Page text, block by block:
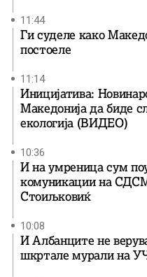
11:44
Ги суделе како
постоеле
11:14
Иницијатива:
Македонија да биде
екологија (ВИДЕО)
10:36
И на умреница сум
комуникации на
Стоиљковиќ
10:08
И Албанците не
шкртале мурали на